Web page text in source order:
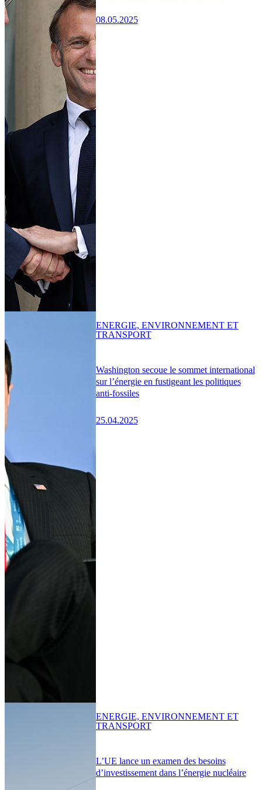
08.05.2025
Washington secoue le sommet international
sur l’énergie en fustigeant les politiques
anti-fossiles
25.04.2025
ENERGIE, ENVIRONNEMENT ET
TRANSPORT
L’UE lance un examen des besoins
d’investissement dans l’énergie nucléaire
ENERGIE, ENVIRONNEMENT ET
TRANSPORT